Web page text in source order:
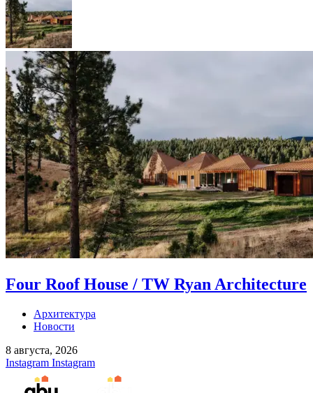
Four Roof House / TW Ryan Architecture
Архитектура
Новости
8 августа, 2026
Instagram Instagram